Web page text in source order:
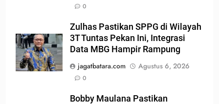
0
Zulhas Pastikan SPPG di Wilayah
3T Tuntas Pekan Ini, Integrasi
Data MBG Hampir Rampung
jagatbatara.com
Agustus 6, 2026
0
Bobby Maulana Pastikan